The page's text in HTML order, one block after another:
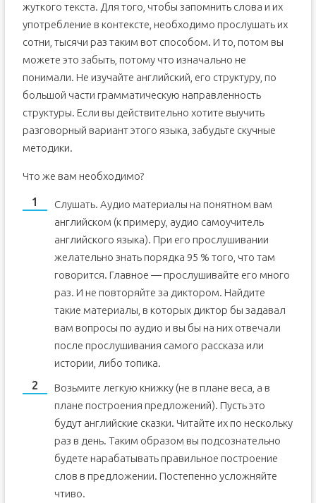
жуткого текста. Для того, чтобы запомнить слова и их
употребление в контексте, необходимо прослушать их
сотни, тысячи раз таким вот способом. И то, потом вы
можете это забыть, потому что изначально не
понимали. Не изучайте английский, его структуру, по
большой части грамматическую направленность
структуры. Если вы действительно хотите выучить
разговорный вариант этого языка, забудьте скучные
методики.
Что же вам необходимо?
Слушать. Аудио материалы на понятном вам
английском (к примеру, аудио самоучитель
английского языка). При его прослушивании
желательно знать порядка 95 % того, что там
говорится. Главное — прослушивайте его много
раз. И не повторяйте за диктором. Найдите
такие материалы, в которых диктор бы задавал
вам вопросы по аудио и вы бы на них отвечали
после прослушивания самого рассказа или
истории, либо топика.
Возьмите легкую книжку (не в плане веса, а в
плане построения предложений). Пусть это
будут английские сказки. Читайте их по нескольку
раз в день. Таким образом вы подсознательно
будете нарабатывать правильное построение
слов в предложении. Постепенно усложняйте
чтиво.